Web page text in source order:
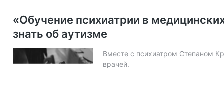
«Обучение психиатрии в
знать об аутизме
Вместе с психиатром Степаном
врачей.